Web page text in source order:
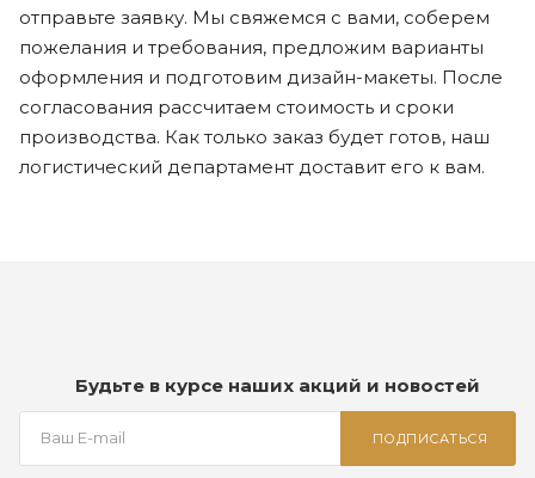
отправьте заявку. Мы свяжемся с вами, соберем
пожелания и требования, предложим варианты
оформления и подготовим дизайн-макеты. После
согласования рассчитаем стоимость и сроки
производства. Как только заказ будет готов, наш
логистический департамент доставит его к вам.
Будьте в курсе наших акций и новостей
ПОДПИСАТЬСЯ